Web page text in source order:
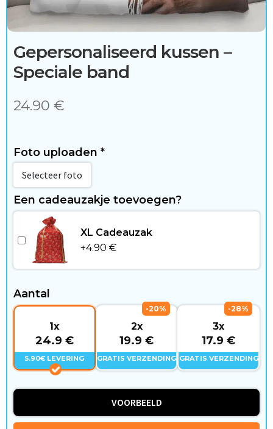
e
s
i
e
s
W
o
n
n
&
V
r
Gepersonaliseerd kussen –
Speciale band
24.90 €
Foto uploaden *
Selecteer foto
Een cadeauzakje toevoegen?
XL Cadeauzak
+4.90 €
Aantal
1x
24.9 €
5.90€ LEVERING
2x
19.9 €
-20%
GRATIS VERZENDING
3x
17.9 €
-28%
GRATIS VERZENDING
VOORBEELD